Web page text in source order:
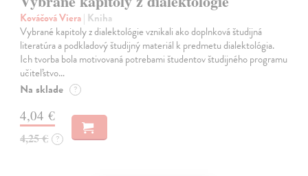
Kováčová Viera| Kniha
Vybrané kapitoly z dialektológie vznikali ako doplnková študijná
literatúra a podkladový študijný materiál k predmetu dialektológia.
Ich tvorba bola motivovaná potrebami študentov študijného programu
učiteľstvo…
Na sklade ?
4,04 €
4,25 € ?